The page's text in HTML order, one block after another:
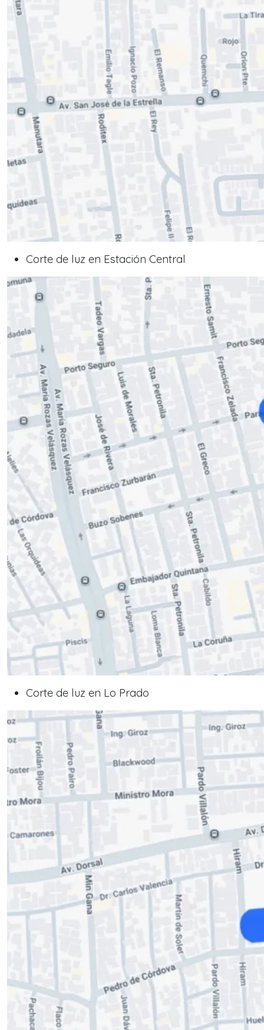
Corte de luz en Estación Central
Corte de luz en Lo Prado